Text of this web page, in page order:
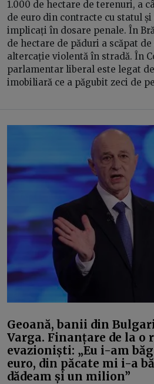
1.000 de hectare de terenuri, a
de euro din contracte cu statul
implicați în dosare penale. În
de hectare de păduri a scăpat
altercație violentă în stradă. În
parlamentar liberal este legat
imobiliară ce a păgubit zeci de
Geoană, banii din
Varga. Finanțare de la o
evazioniști: „Eu i-am
euro, din păcate mi i-a
dădeam și un milion”